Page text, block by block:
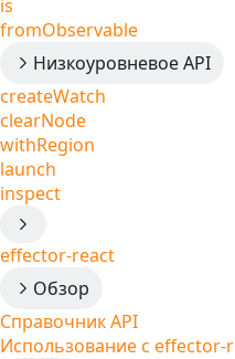
is
fromObservable
Низкоуровневое API
createWatch
clearNode
withRegion
launch
inspect
effector-react
Обзор
Справочник API
Использование с effector-